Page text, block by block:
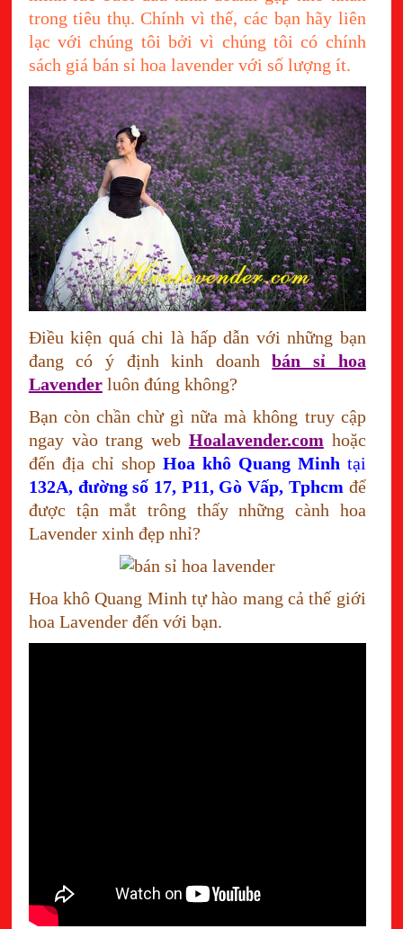
trong tiêu thụ. Chính vì thế, các bạn hãy liên
lạc với chúng tôi bởi vì chúng tôi có chính
sách giá bán sỉ hoa lavender với số lượng ít.
Điều kiện quá chi là hấp dẫn với những bạn
đang có ý định kinh doanhbán sỉ hoa
Lavenderluôn đúng không?
Bạn còn chần chừ gì nữa mà không truy cập
ngay vào trang web Hoalavender.com hoặc
đến địa chỉ shop Hoa khô Quang Minh tại
132A, đường số 17, P11, Gò Vấp, Tphcm để
được tận mắt trông thấy những cành hoa
Lavender xinh đẹp nhỉ?
Hoa khô Quang Minh tự hào mang cả thế giới
hoa Lavender đến với bạn.